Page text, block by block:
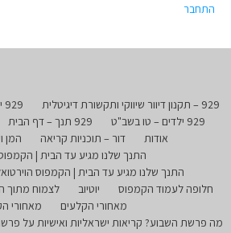
התחבר
929 – תקנון דיוור שיווקי ותקשורת דיגיטלית 929 ילדים
929 ילדים – טו בשב"ט
929 תנך – דף הבית
אודות
דור – תוכניות קריאה
המן
התנך שלנו מגיע עד הבית | הקמפוס
התנך שלנו מגיע עד הבית | הקמפוס
חלופה לעמוד הקמפוס
יוטיוב לצמוח מתוך
מאחורי הקלעים
מאחורי
מה פרשת השבוע? קריאות ישראליות ואישיות על